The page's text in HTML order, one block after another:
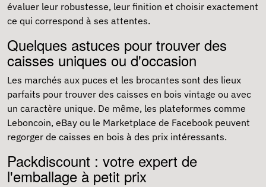
évaluer leur robustesse, leur finition et choisir exactement
ce qui correspond à ses attentes.
Quelques astuces pour trouver des
caisses uniques ou d'occasion
Les marchés aux puces et les brocantes sont des lieux
parfaits pour trouver des caisses en bois vintage ou avec
un caractère unique. De même, les plateformes comme
Leboncoin, eBay ou le Marketplace de Facebook peuvent
regorger de caisses en bois à des prix intéressants.
Packdiscount : votre expert de
l'emballage à petit prix